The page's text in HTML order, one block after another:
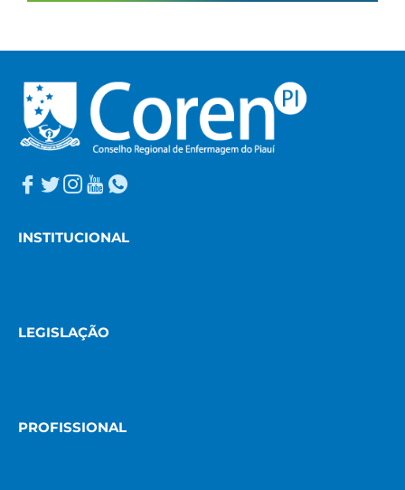
INSTITUCIONAL
LEGISLAÇÃO
PROFISSIONAL